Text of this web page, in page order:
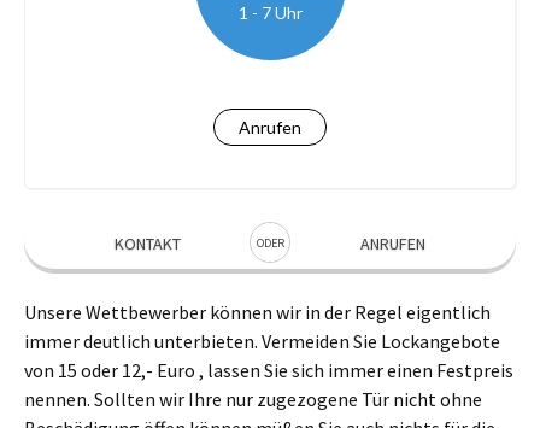
1 - 7 Uhr
Anrufen
KONTAKT ODER ANRUFEN
Unsere Wettbewerber können wir in der Regel eigentlich
immer deutlich unterbieten. Vermeiden Sie Lockangebote
von 15 oder 12,- Euro , lassen Sie sich immer einen Festpreis
nennen. Sollten wir Ihre nur zugezogene Tür nicht ohne